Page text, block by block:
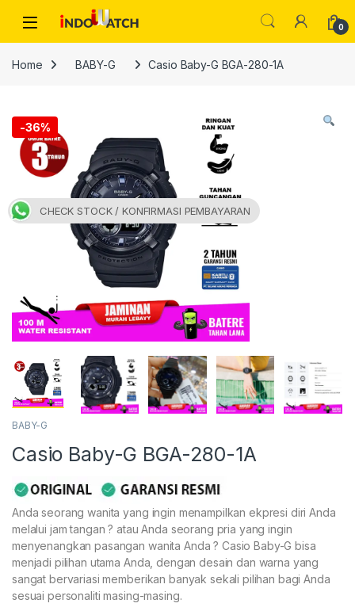
Open 0
Home BABY-G Casio Baby-G BGA-280-1A
-36%
BABY-G
Casio Baby-G BGA-280-1A
Anda seorang wanita yang ingin menampilkan ekpresi diri Anda
melalui jam tangan ? atau Anda seorang pria yang ingin
menyenangkan pasangan wanita Anda ? Casio Baby-G bisa
menjadi pilihan utama Anda, dengan desain dan warna yang
sangat bervariasi memberikan banyak sekali pilihan bagi Anda
sesuai personaliti masing-masing.
CHECK STOCK / KONFIRMASI PEMBAYARAN